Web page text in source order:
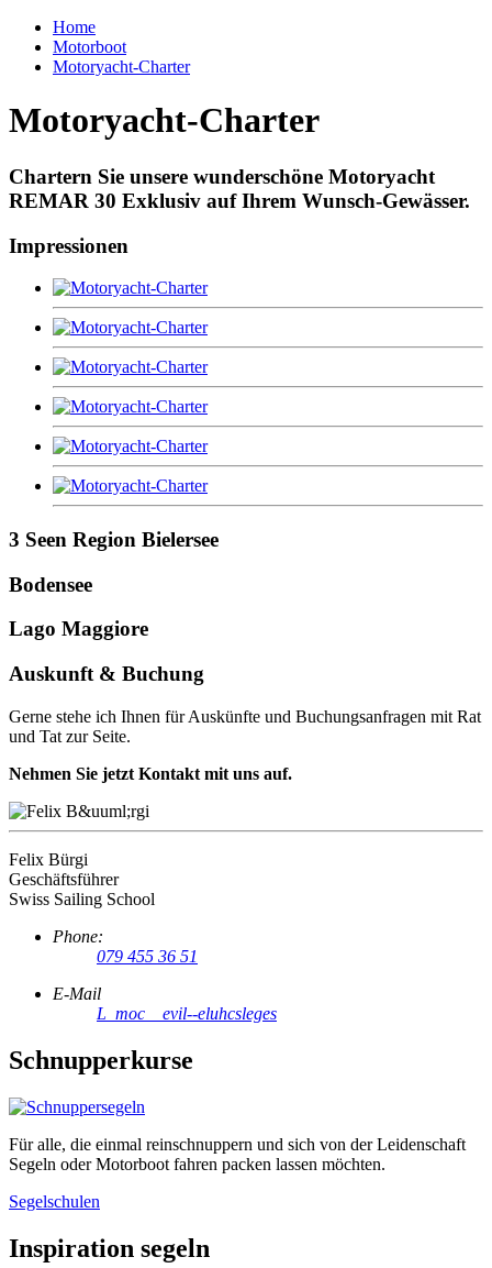
Home
Motorboot
Motoryacht-Charter
Motoryacht-Charter
Chartern Sie unsere wunderschöne Motoryacht
REMAR 30 Exklusiv auf Ihrem Wunsch-Gewässer.
Impressionen
3 Seen Region Bielersee
Bodensee
Lago Maggiore
Auskunft & Buchung
Gerne stehe ich Ihnen für Auskünfte und Buchungsanfragen mit Rat
und Tat zur Seite.
Nehmen Sie jetzt Kontakt mit uns auf.
Felix Bürgi
Geschäftsführer
Swiss Sailing School
Phone:
079 455 36 51
E-Mail
L_moc__evil--eluhcsleges
Schnupperkurse
Für alle, die einmal reinschnuppern und sich von der Leidenschaft
Segeln oder Motorboot fahren packen lassen möchten.
Segelschulen
Inspiration segeln